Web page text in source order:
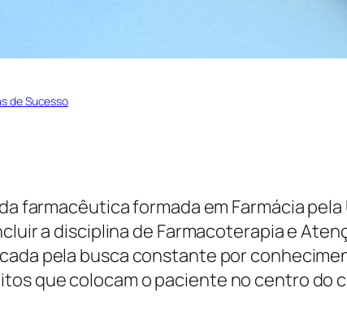
de Sucesso
farmacêutica formada em Farmácia
a disciplina de Farmacoterapia e
pela busca constante por
que colocam o paciente no centro do